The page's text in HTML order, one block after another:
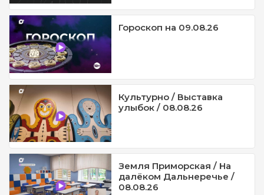
Гороскоп на 09.08.26
Культурно / Выставка
улыбок / 08.08.26
Земля Приморская / На
далёком Дальнеречье /
08.08.26